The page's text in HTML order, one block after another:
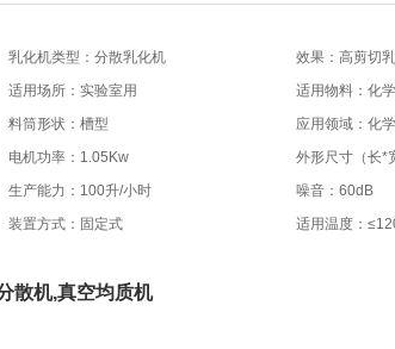
乳化机类型：分散乳化机
效果：高剪切
适用场所：实验室用
适用物料：化
料筒形状：槽型
应用领域：化
电机功率：1.05Kw
外形尺寸（长*
生产能力：100升/小时
噪音：60dB
装置方式：固定式
适用温度：
散机,真空均质机